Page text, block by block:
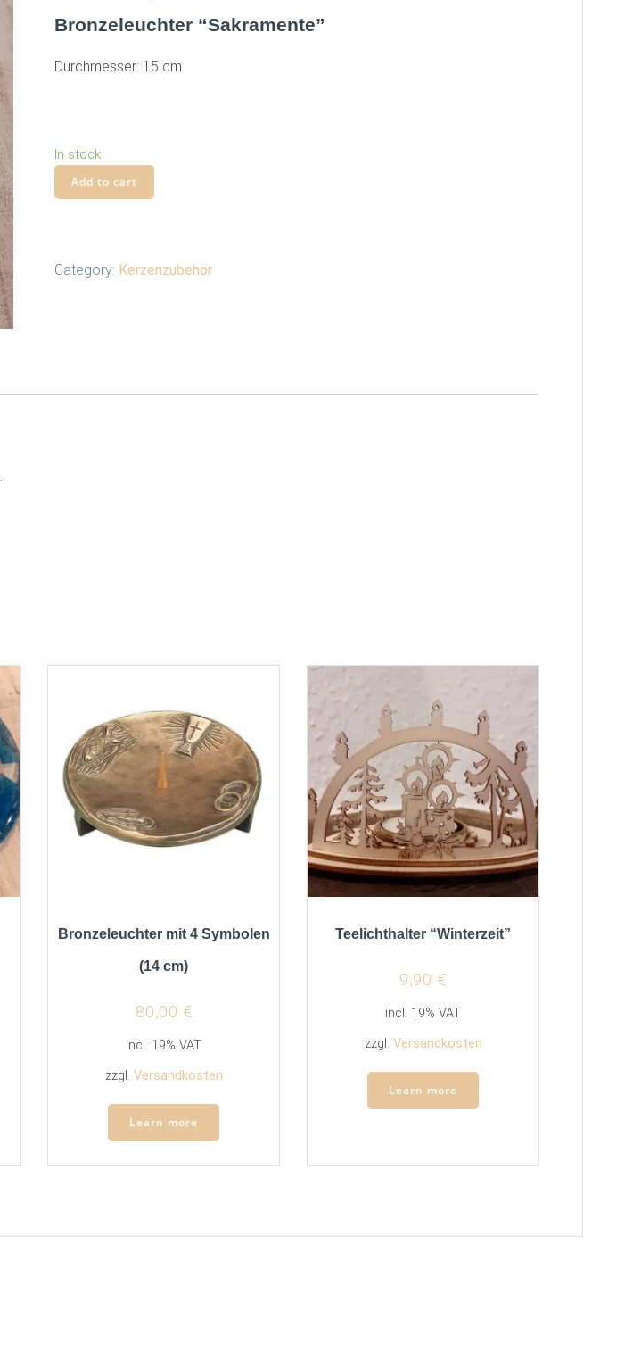
Bronzeleuchter “Sakramente”
Durchmesser: 15 cm
In stock
Kerzenleuchter
aus
quantity
Add to cart
Category: Kerzenzubehör
Bronzeleuchter mit 4 Symbolen
(14 cm)
80,00 €
incl. 19% VAT
zzgl. Versandkosten
Learn more
Teelichthalter “Winterzeit”
9,90 €
incl. 19% VAT
zzgl. Versandkosten
Learn more